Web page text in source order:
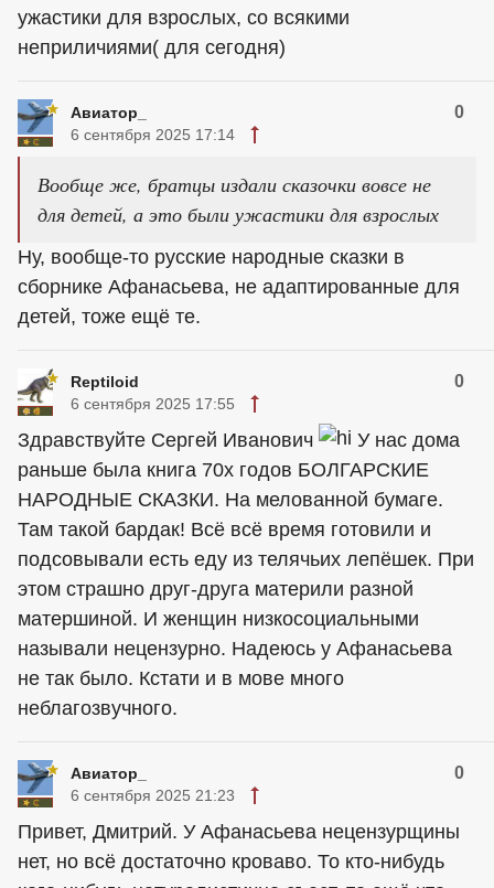
ужастики для взрослых, со всякими
неприличиями( для сегодня)
Авиатор_ 0
6 сентября 2025 17:14
Вообще же, братцы издали сказочки вовсе не
для детей, а это были ужастики для взрослых
Ну, вообще-то русские народные сказки в
сборнике Афанасьева, не адаптированные для
детей, тоже ещё те.
Reptiloid 0
6 сентября 2025 17:55
Здравствуйте Сергей Иванович
У нас дома
раньше была книга 70х годов БОЛГАРСКИЕ
НАРОДНЫЕ СКАЗКИ. На мелованной бумаге.
Там такой бардак! Всё всё время готовили и
подсовывали есть еду из телячьих лепёшек. При
этом страшно друг-друга материли разной
матершиной. И женщин низкосоциальными
называли нецензурно. Надеюсь у Афанасьева
не так было. Кстати и в мове много
неблагозвучного.
Авиатор_ 0
6 сентября 2025 21:23
Привет, Дмитрий. У Афанасьева нецензурщины
нет, но всё достаточно кроваво. То кто-нибудь